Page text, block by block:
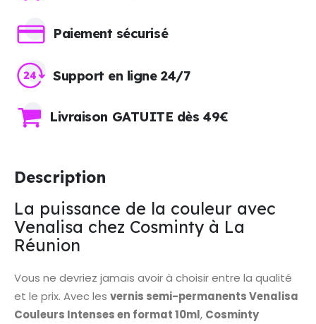
Paiement sécurisé
Support en ligne 24/7
Livraison GATUITE dès 49€
Description
La puissance de la couleur avec
Venalisa chez Cosminty à La
Réunion
Vous ne devriez jamais avoir à choisir entre la qualité
et le prix. Avec les vernis semi-permanents Venalisa
Couleurs Intenses en format 10ml, Cosminty